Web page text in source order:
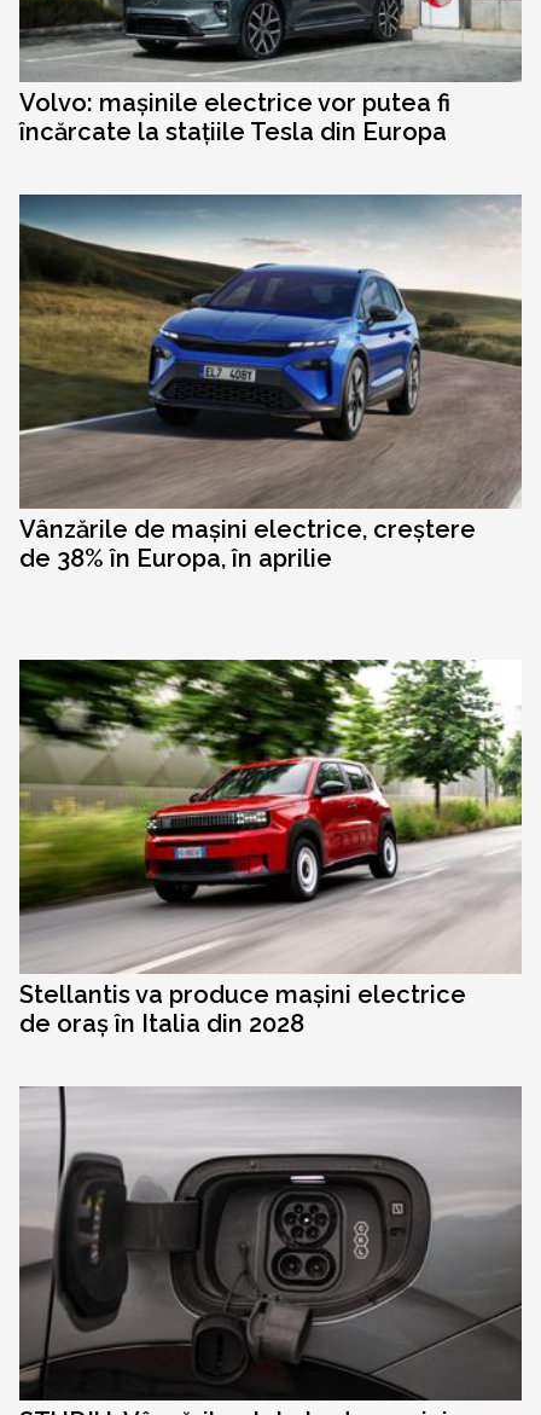
Volvo: mașinile electrice vor putea fi
încărcate la stațiile Tesla din Europa
Vânzările de mașini electrice, creștere
de 38% în Europa, în aprilie
Stellantis va produce mașini electrice
de oraș în Italia din 2028